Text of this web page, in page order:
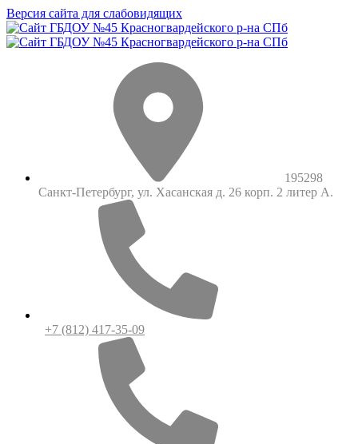
Версия сайта для слабовидящих
195298
Санкт-Петербург, ул. Хасанская д. 26 корп. 2 литер А.
+7 (812) 417-35-09